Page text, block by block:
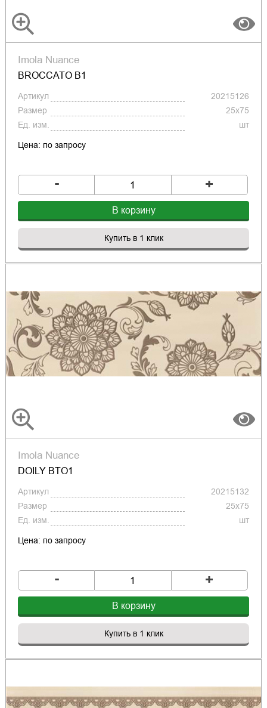
Imola Nuance
BROCCATO B1
Артикул
20215126
Размер
25x75
Ед. изм.
шт
Цена: по запросу
- +
В корзину
Купить в 1 клик
Imola Nuance
DOILY BTO1
Артикул
20215132
Размер
25x75
Ед. изм.
шт
Цена: по запросу
- +
В корзину
Купить в 1 клик